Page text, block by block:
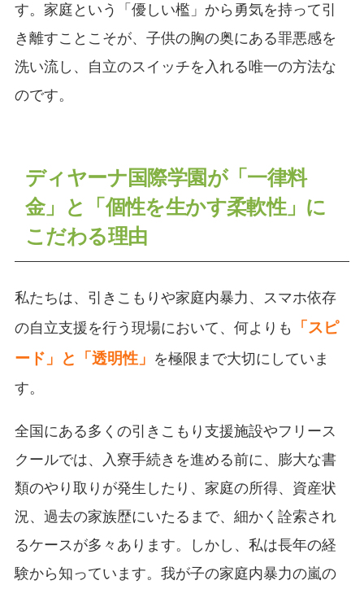
す。家庭という「優しい檻」から勇気を持って引
き離すことこそが、子供の胸の奥にある罪悪感を
洗い流し、自立のスイッチを入れる唯一の方法な
のです。
ディヤーナ国際学園が「一律料
金」と「個性を生かす柔軟性」に
こだわる理由
私たちは、引きこもりや家庭内暴力、スマホ依存
の自立支援を行う現場において、何よりも
「スピ
ード」と「透明性」 を極限まで大切にしていま
す。
全国にある多くの引きこもり支援施設やフリース
クールでは、入寮手続きを進める前に、膨大な書
類のやり取りが発生したり、家庭の所得、資産状
況、過去の家族歴にいたるまで、細かく詮索され
るケースが多々あります。しかし、私は長年の経
験から知っています。我が子の家庭内暴力の嵐の